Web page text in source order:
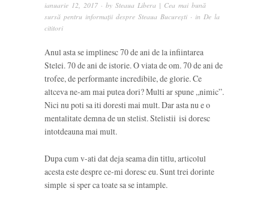
ianuarie 12, 2017 · by Steaua Libera | Cea mai bună
sursă pentru informații despre Steaua București · in De la
cititori
Anul asta se implinesc 70 de ani de la infiintarea
Stelei. 70 de ani de istorie. O viata de om. 70 de ani de
trofee, de performante incredibile, de glorie. Ce
altceva ne-am mai putea dori? Multi ar spune „nimic”.
Nici nu poti sa iti doresti mai mult. Dar asta nu e o
mentalitate demna de un stelist. Stelistii isi doresc
intotdeauna mai mult.
Dupa cum v-ati dat deja seama din titlu, articolul
acesta este despre ce-mi doresc eu. Sunt trei dorinte
simple si sper ca toate sa se intample.